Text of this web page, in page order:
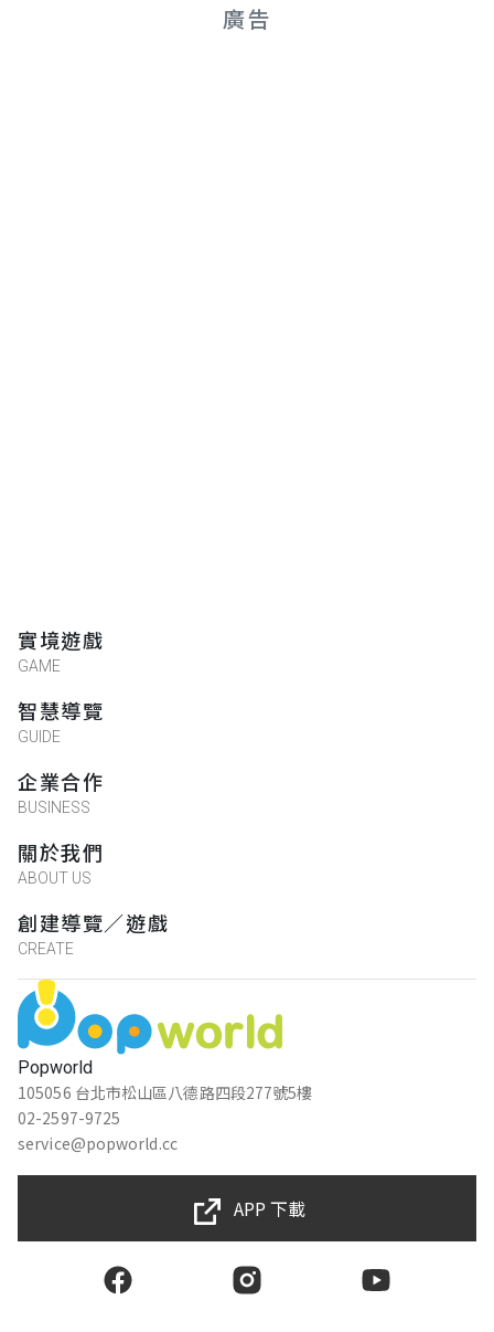
廣告
Popworld
105056 台北市松山區八德路四段277號5樓
02-2597-9725
service@popworld.cc
實境遊戲
GAME
智慧導覽
GUIDE
企業合作
BUSINESS
關於我們
ABOUT US
創建導覽／遊戲
CREATE
APP 下載